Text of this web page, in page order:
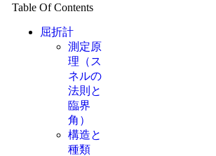
Table Of Contents
屈折計
測定原
理（ス
ネルの
法則と
臨界
角）
構造と
種類